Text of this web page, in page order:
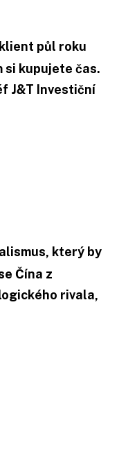
půl roku
si kupujete čas.
J&T Investiční
který by
Čína z
rivala,